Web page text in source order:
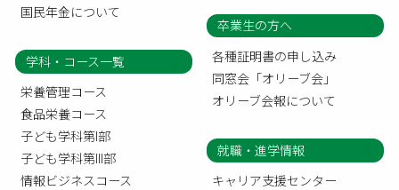
国民年金について
卒業生の方へ
各種証明書の申し込み
同窓会「オリーブ会」
オリーブ会報について
学科・コース一覧
栄養管理コース
食品栄養コース
子ども学科第I部
子ども学科第III部
情報ビジネスコース
就職・進学情報
キャリア支援センター